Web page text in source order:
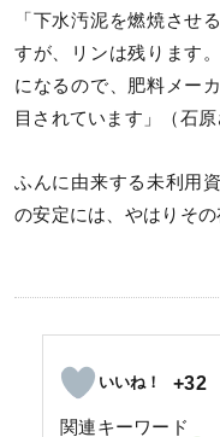
「下水汚泥を燃焼させ
すが、リンは残ります
になるので、肥料メー
目されています」（石原
ふんに由来する未利用
の安定には、やはりその
+32
関連キーワード